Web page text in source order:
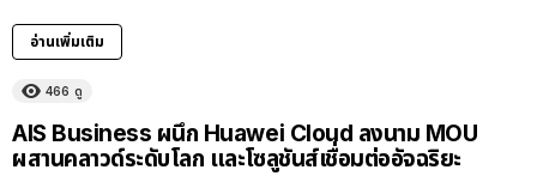
อ่านเพิ่มเติม
466 ดู
AIS Business ผนึก Huawei Cloud ลงนาม MOU
ผสานคลาวด์ระดับโลก และโซลูชันส์เชื่อมต่ออัจฉริยะ